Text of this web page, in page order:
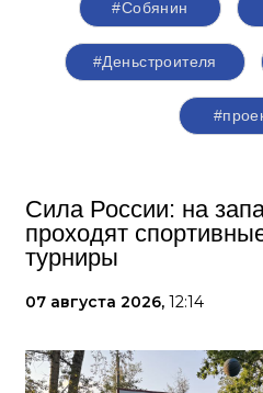
#Собянин
#Деньстроителя
Сила России: на
проходят
турниры
07 августа 2026, 12:14